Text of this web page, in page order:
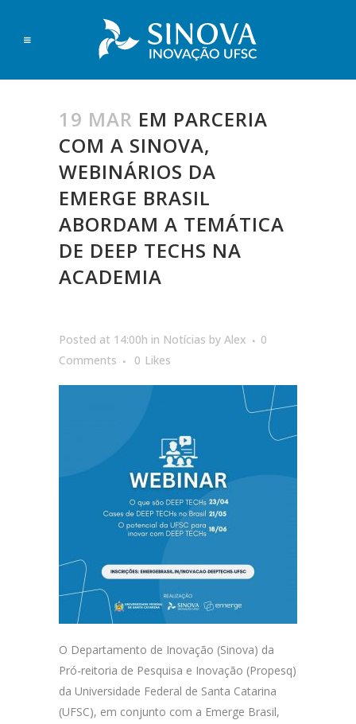
19 MAR EM PARCERIA
COM A SINOVA,
WEBINÁRIOS DA
EMERGE BRASIL
ABORDAM A TEMÁTICA
DE DEEP TECHS NA
ACADEMIA
Posted at 14:00h in Notícias by Alex
0
Comments
0 Likes
O Departamento de Inovação (Sinova) da
Pró-reitoria de Pesquisa e Inovação (Propesq)
da Universidade Federal de Santa Catarina
(UFSC), em conjunto com a Emerge Brasil,